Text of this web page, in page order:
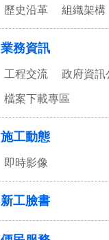
歷史沿革 組織架構
業務資訊
工程交流 政府資訊
檔案下載專區
施工動態
即時影像
新工臉書